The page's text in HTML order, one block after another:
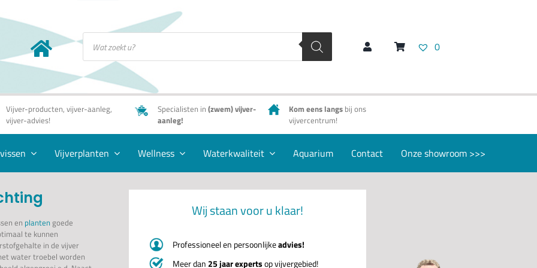
Producten
zoeken 0
Vijver-producten, vijver-aanleg,
vijver-advies!
Specialisten in (zwem) vijver-
aanleg!
Kom eens langsbij ons
vijvercentrum!
Vijverplanten Wellness Waterkwaliteit Aquarium Contact Onze showroom >>>
en plantengoede
te kunnen
in de vijver
water troebel worden
Wij staan voor u klaar!
Professioneel en persoonlijkeadvies!
Meer dan25 jaar expertsop vijvergebied!